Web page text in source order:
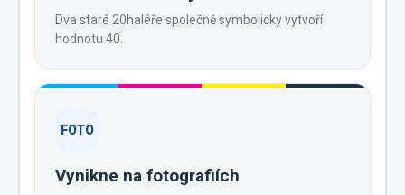
Dva staré 20haléře společně symbolicky vytvoří
hodnotu 40.
FOTO
Vynikne na fotografiích